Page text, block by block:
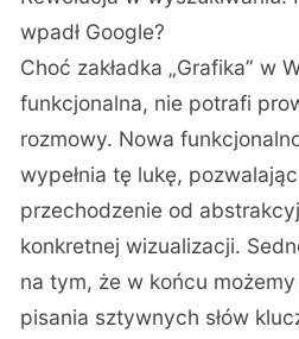
wpadł Google?
Choć zakładka „Grafika” w
funkcjonalna, nie potrafi
rozmowy. Nowa
wypełnia tę lukę,
przechodzenie od
konkretnej wizualizacji.
na tym, że w końcu
pisania sztywnych słów